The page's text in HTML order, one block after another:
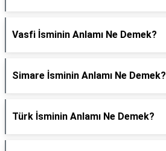
Vasfi İsminin Anlamı Ne Demek?
Simare İsminin Anlamı Ne Demek?
Türk İsminin Anlamı Ne Demek?